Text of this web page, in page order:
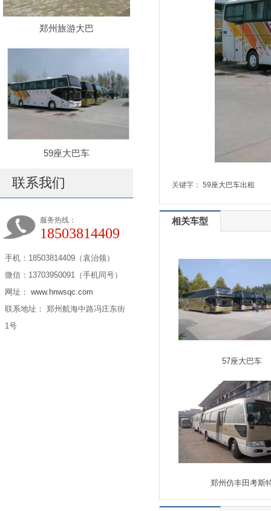
郑州旅游大巴
59座大巴车
联系我们
服务热线：
18503814409
手机：18503814409（袁治领）
微信：13703950091（手机同号）
网址： www.hnwsqc.com
联系地址： 郑州航海中路冯庄东街
1号
关键字： 59座大巴车出租
相关车型
57座大巴车
郑州仿丰田考斯